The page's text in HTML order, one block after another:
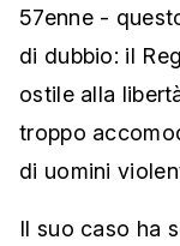
57enne -
di dubbio: il
ostile alla
troppo
di uomini
Il suo caso ha